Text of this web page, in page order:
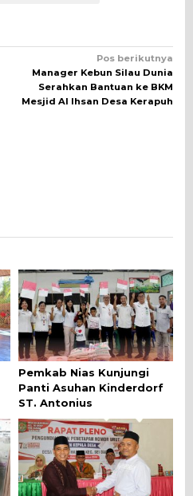
Pos berikutnya
Manager Kebun Silau Dunia
Serahkan Bantuan ke BKM
Mesjid Al Ihsan Desa Kerapuh
Pemkab Nias Kunjungi
Panti Asuhan Kinderdorf
ST. Antonius